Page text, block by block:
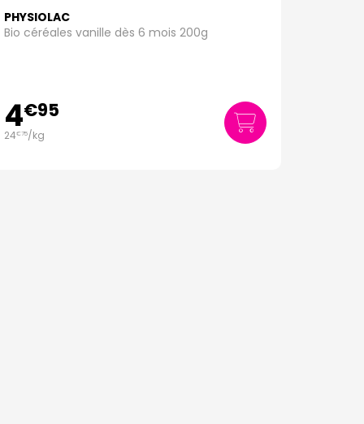
PHYSIOLAC
Bio céréales vanille dès 6 mois 200g
4€95
24€75/kg